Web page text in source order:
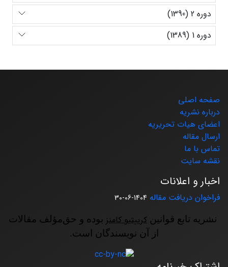
دوره 2 (1390)
دوره 1 (1389)
صفحه اصلی
درباره نشریه
اعضای هیات تحریریه
ارسال مقاله
تماس با ما
نقشه سایت
اخبار و اعلانات
فراخوان دریافت مقاله 1404-06-30
نشریه تابع قوانین کرییتیو کامنز بوده و حق‌مؤلف مقالات
از آن نویسندگان است.